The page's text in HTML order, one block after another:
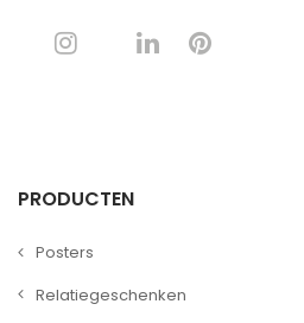
PRODUCTEN
Posters
Relatiegeschenken